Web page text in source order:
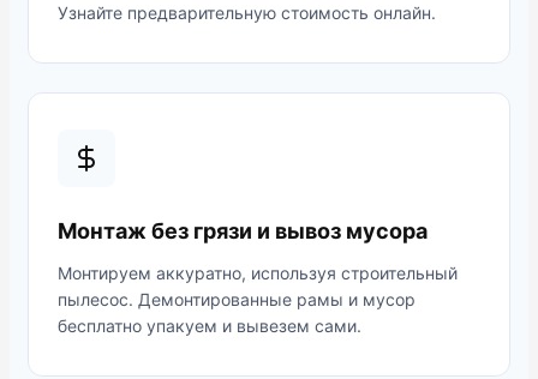
Узнайте предварительную стоимость онлайн.
Монтаж без грязи и вывоз мусора
Монтируем аккуратно, используя строительный
пылесос. Демонтированные рамы и мусор
бесплатно упакуем и вывезем сами.